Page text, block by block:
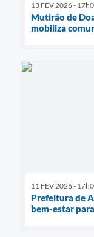
13 FEV 2026 -
Mutirão de
mobiliza
11 FEV 2026 -
Prefeitura de
bem-estar